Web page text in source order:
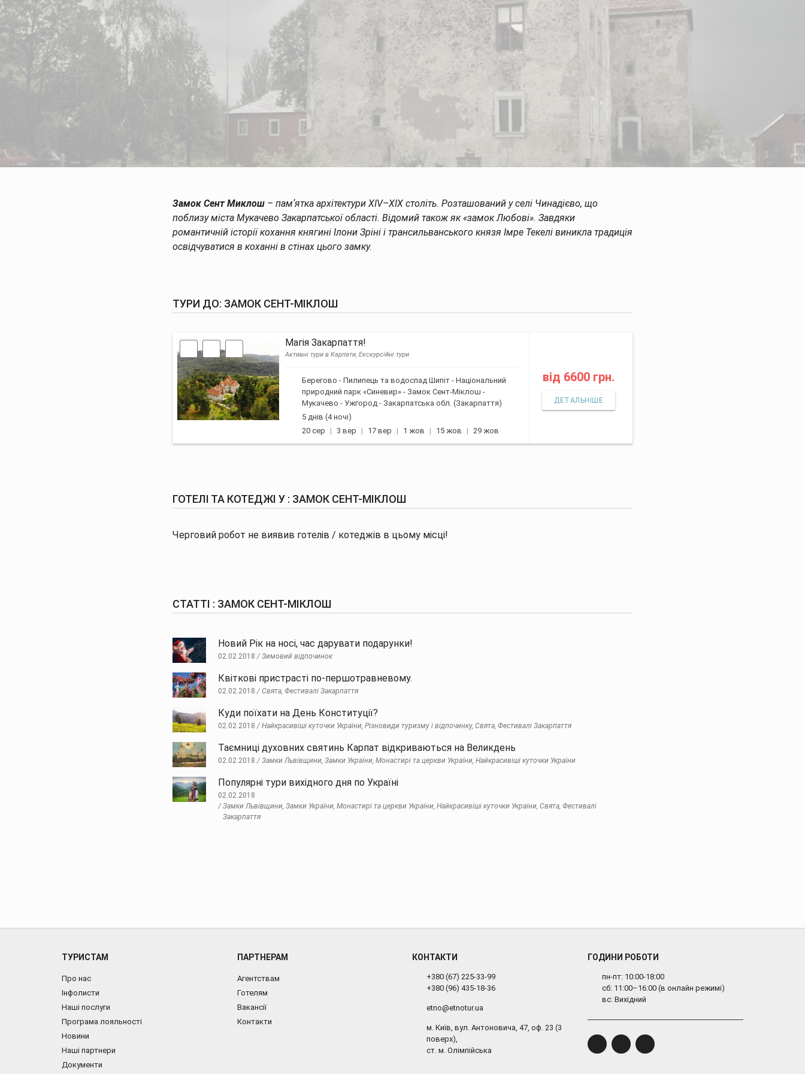
Замок Сент Миклош – памʼятка архітектури XIV–XIX століть. Розташований у селі Чинадієво, що
поблизу міста Мукачево Закарпатської області. Відомий також як «замок Любові». Завдяки
романтичній історії кохання княгині Ілони Зріні і трансильванського князя Імре Текелі виникла традиція
освідчуватися в коханні в стінах цього замку.
ТУРИ ДО: ЗАМОК СЕНТ-МІКЛОШ
Магія Закарпаття!
Активні тури в Карпати, Екскурсійні тури
Берегово - Пилипець та водоспад Шипіт - Національний
природний парк «Синевир» - Замок Сент-Міклош -
Мукачево - Ужгород - Закарпатська обл. (Закарпаття)
5 днів (4 ночі)
20 сер
3 вер 17 вер 1 жов 15 жов 29 жов
від 6600 грн.
ДЕТАЛЬНІШЕ
ГОТЕЛІ ТА КОТЕДЖІ У : ЗАМОК СЕНТ-МІКЛОШ
Черговий робот не виявив готелів / котеджів в цьому місці!
СТАТТІ : ЗАМОК СЕНТ-МІКЛОШ
Новий Рік на носі, час дарувати подарунки!
02.02.2018 Зимовий відпочинок
Квіткові пристрасті по-першотравневому.
02.02.2018 Свята, Фестивалі Закарпаття
Куди поїхати на День Конституції?
02.02.2018 Найкрасивіші куточки України, Різновиди туризму і відпочинку, Свята, Фестивалі Закарпаття
Таємниці духовних святинь Карпат відкриваються на Великдень
02.02.2018 Замки Львівщини, Замки України, Монастирі та церкви України, Найкрасивіші куточки України
Популярні тури вихідного дня по Україні
02.02.2018
Замки Львівщини, Замки України, Монастирі та церкви України, Найкрасивіші куточки України, Свята, Фестивалі
Закарпаття
ТУРИСТАМ
Про нас
Інфолисти
Наші послуги
Програма лояльності
Новини
Наші партнери
Документи
ПАРТНЕРАМ
Агентствам
Готелям
Вакансії
Контакти
КОНТАКТИ
+380 (67) 225-33-99
+380 (96) 435-18-36
etno@etnotur.ua
м. Київ, вул. Антоновича, 47, оф. 23 (3
поверх),
ст. м. Олімпійська
ГОДИНИ РОБОТИ
пн-пт: 10:00-18:00
сб: 11:00–16:00 (в онлайн режимі)
вс: Вихідний